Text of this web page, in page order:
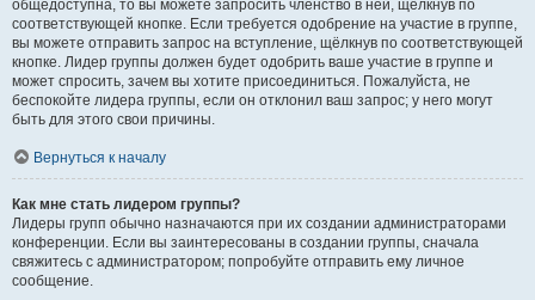
общедоступна, то вы можете запросить членство в ней, щёлкнув по
соответствующей кнопке. Если требуется одобрение на участие в группе,
вы можете отправить запрос на вступление, щёлкнув по соответствующей
кнопке. Лидер группы должен будет одобрить ваше участие в группе и
может спросить, зачем вы хотите присоединиться. Пожалуйста, не
беспокойте лидера группы, если он отклонил ваш запрос; у него могут
быть для этого свои причины.
Вернуться к началу
Как мне стать лидером группы?
Лидеры групп обычно назначаются при их создании администраторами
конференции. Если вы заинтересованы в создании группы, сначала
свяжитесь с администратором; попробуйте отправить ему личное
сообщение.